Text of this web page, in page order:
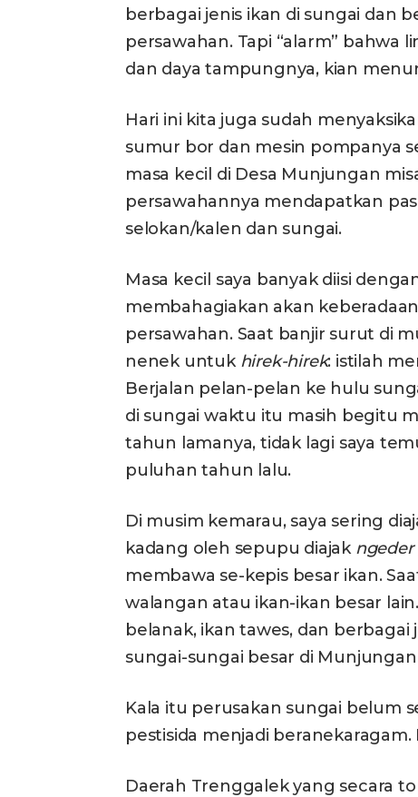
berbagai jenis ikan di sungai dan
persawahan. Tapi “alarm” bahwa
dan daya tampungnya, kian
Hari ini kita juga sudah
sumur bor dan mesin pompanya
masa kecil di Desa Munjungan
persawahannya mendapatkan
selokan/kalen dan sungai.
Masa kecil saya banyak diisi
membahagiakan akan
persawahan. Saat banjir surut di
nenek untuk hirek-hirek: istilah
Berjalan pelan-pelan ke hulu
di sungai waktu itu masih begitu
tahun lamanya, tidak lagi saya
puluhan tahun lalu.
Di musim kemarau, saya sering
kadang oleh sepupu diajak ngeder
membawa se-kepis besar ikan.
walangan atau ikan-ikan besar
belanak, ikan tawes, dan
sungai-sungai besar di
Kala itu perusakan sungai belum
pestisida menjadi
Daerah Trenggalek yang secara